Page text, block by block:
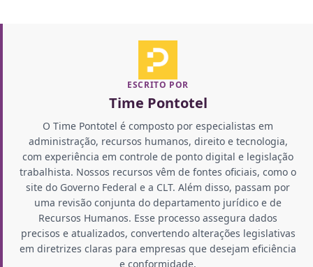
ESCRITO POR
Time Pontotel
O Time Pontotel é composto por especialistas em
administração, recursos humanos, direito e tecnologia,
com experiência em controle de ponto digital e legislação
trabalhista. Nossos recursos vêm de fontes oficiais, como o
site do Governo Federal e a CLT. Além disso, passam por
uma revisão conjunta do departamento jurídico e de
Recursos Humanos. Esse processo assegura dados
precisos e atualizados, convertendo alterações legislativas
em diretrizes claras para empresas que desejam eficiência
e conformidade.